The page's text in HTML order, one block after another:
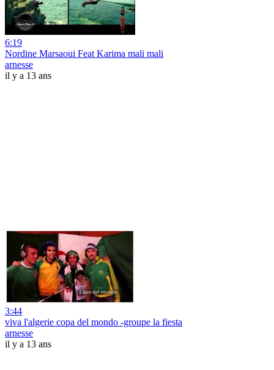
6:19
Nordine Marsaoui Feat Karima mali mali
arnesse
il y a 13 ans
3:44
viva l'algerie copa del mondo -groupe la fiesta
arnesse
il y a 13 ans